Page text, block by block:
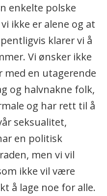
enkelte polske
ikke er alene og at
klarer vi å
Vi ønsker ikke
en utagerende
og halvnakne folk,
og har rett til å
seksualitet,
en politisk
men vi vil
ikke vil være
å lage noe for alle.